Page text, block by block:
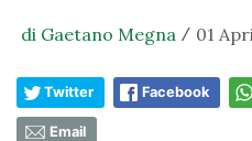
di Gaetano Megna / 01
Twitter Facebook
Email